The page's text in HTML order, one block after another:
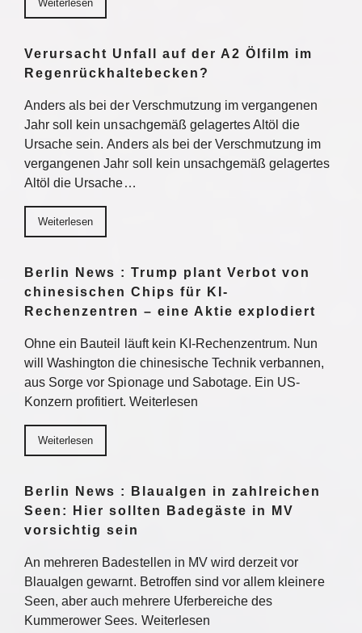
Weiterlesen
Verursacht Unfall auf der A2 Ölfilm im
Regenrückhaltebecken?
Anders als bei der Verschmutzung im vergangenen
Jahr soll kein unsachgemäß gelagertes Altöl die
Ursache sein. Anders als bei der Verschmutzung im
vergangenen Jahr soll kein unsachgemäß gelagertes
Altöl die Ursache…
Weiterlesen
Berlin News : Trump plant Verbot von
chinesischen Chips für KI-
Rechenzentren – eine Aktie explodiert
Ohne ein Bauteil läuft kein KI-Rechenzentrum. Nun
will Washington die chinesische Technik verbannen,
aus Sorge vor Spionage und Sabotage. Ein US-
Konzern profitiert. Weiterlesen
Weiterlesen
Berlin News : Blaualgen in zahlreichen
Seen: Hier sollten Badegäste in MV
vorsichtig sein
An mehreren Badestellen in MV wird derzeit vor
Blaualgen gewarnt. Betroffen sind vor allem kleinere
Seen, aber auch mehrere Uferbereiche des
Kummerower Sees. Weiterlesen